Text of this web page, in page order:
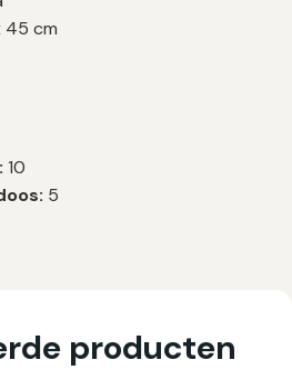
45 cm
10
5
producten